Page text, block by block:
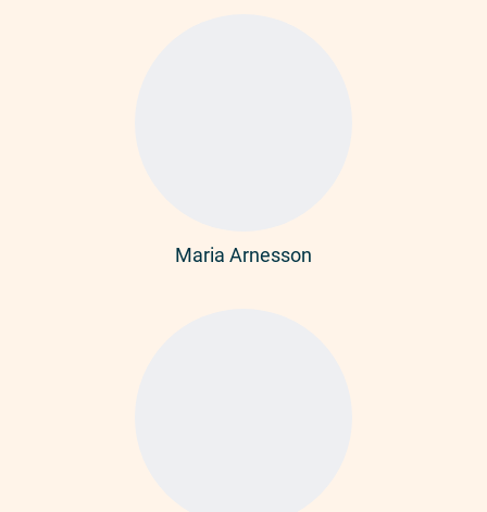
Maria Arnesson